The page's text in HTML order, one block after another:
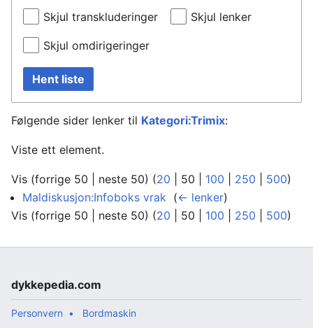
Skjul transkluderinger Skjul lenker
Skjul omdirigeringer
Hent liste
Følgende sider lenker til Kategori:Trimix:
Viste ett element.
Vis (forrige 50 neste 50) (20 50 100 250 500)
Maldiskusjon:Infoboks vrak (← lenker)
Vis (forrige 50 neste 50) (20 50 100 250 500)
dykkepedia.com
Personvern Bordmaskin